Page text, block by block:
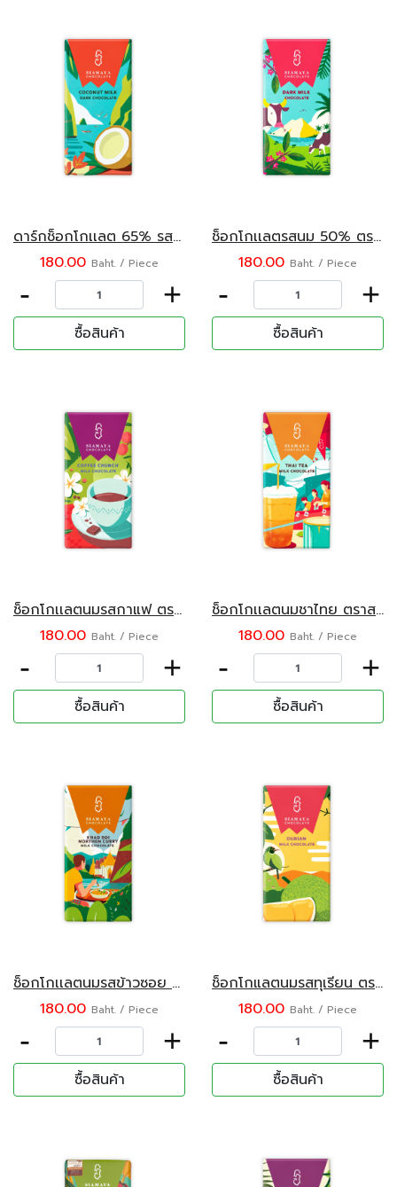
ดาร์กช็อกโกเเลต 65% รสมะพร้าว ตราสยามมายา 75 กรัม
180.00 Baht. / Piece
- +
ซื้อสินค้า
ช็อกโกเเลตรสนม 50% ตราสยามมายา 75 กรัม
180.00 Baht. / Piece
- +
ซื้อสินค้า
ช็อกโกเเลตนมรสกาแฟ ตราสยามมายา 75 กรัม
180.00 Baht. / Piece
- +
ซื้อสินค้า
ช็อกโกเเลตนมชาไทย ตราสยามมายา 75 กรัม
180.00 Baht. / Piece
- +
ซื้อสินค้า
ช็อกโกเเลตนมรสข้าวซอย ตราสยามมายา 75 กรัม
180.00 Baht. / Piece
- +
ซื้อสินค้า
ช็อกโกแลตนมรสทุเรียน ตราสยามมายา 75 กรัม
180.00 Baht. / Piece
- +
ซื้อสินค้า